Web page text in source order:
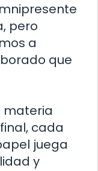
pero
a
que
materia
cada
juega
y